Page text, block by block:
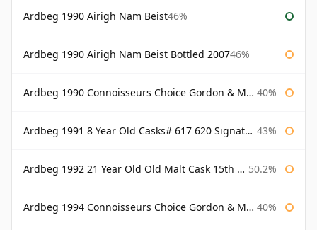
Ardbeg 1990 Airigh Nam Beist46%
Ardbeg 1990 Airigh Nam Beist Bottled 200746%
Ardbeg 1990 Connoisseurs Choice Gordon & Macphail 40%
Ardbeg 1991 8 Year Old Casks# 617 620 Signatory 43%
Ardbeg 1992 21 Year Old Old Malt Cask 15th Anniversary Hunter Laing 50.2%
Ardbeg 1994 Connoisseurs Choice Gordon & Macphail 40%